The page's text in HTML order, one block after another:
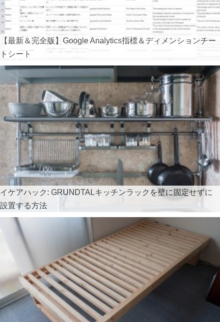
【最新＆完全版】Google Analytics指標＆ディメンションチー
トシート
イケアハック: GRUNDTALキッチンラックを壁に固定せずに
設置する方法